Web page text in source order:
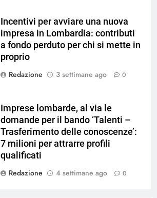
Incentivi per avviare una nuova
impresa in Lombardia: contributi
a fondo perduto per chi si mette in
proprio
Redazione
3 settimane ago 0
Imprese lombarde, al via le
domande per il bando ‘Talenti –
Trasferimento delle conoscenze’:
7 milioni per attrarre profili
qualificati
Redazione
4 settimane ago 0